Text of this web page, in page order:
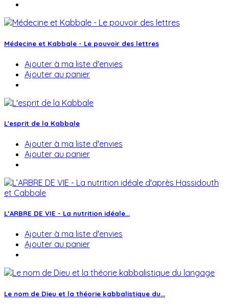
Médecine et Kabbale - Le pouvoir des lettres
Ajouter à ma liste d'envies
Ajouter au panier
L'esprit de la Kabbale
Ajouter à ma liste d'envies
Ajouter au panier
L’ARBRE DE VIE - La nutrition idéale...
Ajouter à ma liste d'envies
Ajouter au panier
Le nom de Dieu et la théorie kabbalistique du...